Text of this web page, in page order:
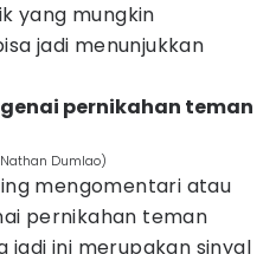
yang mungkin
jadi menunjukkan
pernikahan teman
Dumlao)
mengomentari atau
pernikahan teman
jadi ini merupakan sinyal